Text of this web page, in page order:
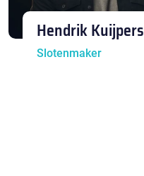
Hendrik Kuijpers
Slotenmaker